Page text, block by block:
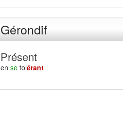
Gérondif
Présent
en se tolérant